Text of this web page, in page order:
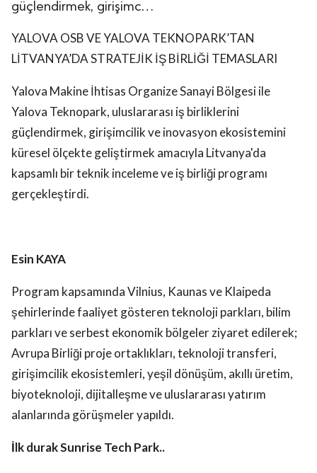
güçlendirmek, girişimc…
YALOVA OSB VE YALOVA TEKNOPARK’TAN
LİTVANYA’DA STRATEJİK İŞ BİRLİĞİ TEMASLARI
Yalova Makine İhtisas Organize Sanayi Bölgesi ile
Yalova Teknopark, uluslararası iş birliklerini
güçlendirmek, girişimcilik ve inovasyon ekosistemini
küresel ölçekte geliştirmek amacıyla Litvanya'da
kapsamlı bir teknik inceleme ve iş birliği programı
gerçekleştirdi.
Esin KAYA
Program kapsamında Vilnius, Kaunas ve Klaipeda
şehirlerinde faaliyet gösteren teknoloji parkları, bilim
parkları ve serbest ekonomik bölgeler ziyaret edilerek;
Avrupa Birliği proje ortaklıkları, teknoloji transferi,
girişimcilik ekosistemleri, yeşil dönüşüm, akıllı üretim,
biyoteknoloji, dijitalleşme ve uluslararası yatırım
alanlarında görüşmeler yapıldı.
İlk durak Sunrise Tech Park..